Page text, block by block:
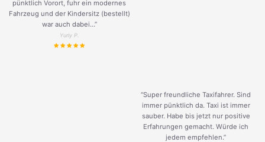
pünktlich Vorort, fuhr ein modernes
Fahrzeug und der Kindersitz (bestellt)
war auch dabei...”
Yuriy P.
“Super freundliche Taxifahrer. Sind
immer pünktlich da. Taxi ist immer
sauber. Habe bis jetzt nur positive
Erfahrungen gemacht. Würde ich
jedem empfehlen.”